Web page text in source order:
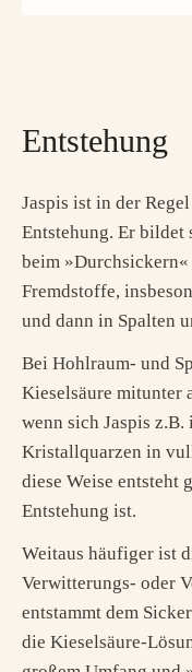
Entstehung
Jaspis ist in der
Entstehung. Er bildet
beim »Durchsickern«
Fremdstoffe,
und dann in Spalten
Bei Hohlraum- und
Kieselsäure mitunter
wenn sich Jaspis
Kristallquarzen in
diese Weise entsteht
Entstehung ist.
Weitaus häufiger ist
Verwitterungs- oder
entstammt dem
die Kieselsäure-